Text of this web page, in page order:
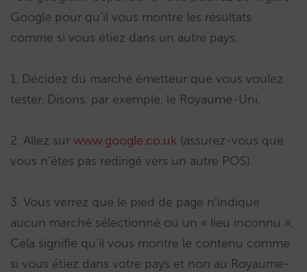
Google pour qu’il vous montre les résultats
comme si vous étiez dans un autre pays.
1. Décidez du marché émetteur que vous voulez
tester. Disons, par exemple, le Royaume-Uni.
2. Allez sur www.google.co.uk (assurez-vous que
vous n’êtes pas redirigé vers un autre POS).
3. Vous verrez que le pied de page n’indique
aucun marché sélectionné ou un « lieu inconnu ».
Cela signifie qu’il vous montre le contenu comme
si vous étiez dans votre pays et non au Royaume-